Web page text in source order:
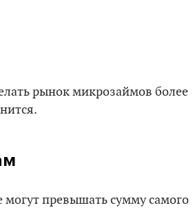
рынок микрозаймов более
могут превышать сумму самого